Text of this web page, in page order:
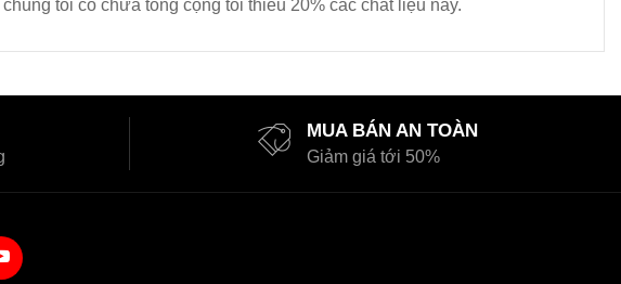
tôi có chứa tổng cộng tối thiểu 20% các chất liệu này.
MUA BÁN AN TOÀN
Giảm giá tới 50%